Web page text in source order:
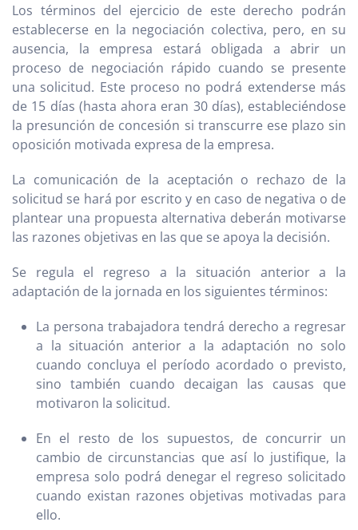
Los términos del ejercicio de este derecho podrán
establecerse en la negociación colectiva, pero, en su
ausencia, la empresa estará obligada a abrir un
proceso de negociación rápido cuando se presente
una solicitud. Este proceso no podrá extenderse más
de 15 días (hasta ahora eran 30 días), estableciéndose
la presunción de concesión si transcurre ese plazo sin
oposición motivada expresa de la empresa.
La comunicación de la aceptación o rechazo de la
solicitud se hará por escrito y en caso de negativa o de
plantear una propuesta alternativa deberán motivarse
las razones objetivas en las que se apoya la decisión.
Se regula el regreso a la situación anterior a la
adaptación de la jornada en los siguientes términos:
La persona trabajadora tendrá derecho a regresar
a la situación anterior a la adaptación no solo
cuando concluya el período acordado o previsto,
sino también cuando decaigan las causas que
motivaron la solicitud.
En el resto de los supuestos, de concurrir un
cambio de circunstancias que así lo justifique, la
empresa solo podrá denegar el regreso solicitado
cuando existan razones objetivas motivadas para
ello.